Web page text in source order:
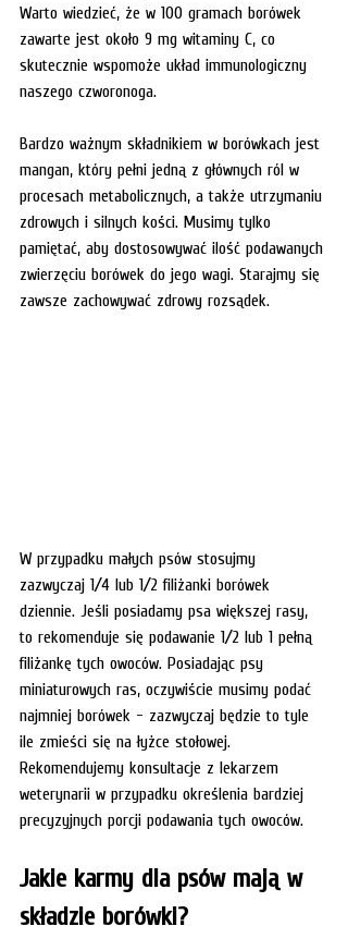
Warto wiedzieć, że w 100 gramach borówek
zawarte jest około 9 mg witaminy C, co
skutecznie wspomoże układ immunologiczny
naszego czworonoga.
Bardzo ważnym składnikiem w borówkach jest
mangan, który pełni jedną z głównych ról w
procesach metabolicznych, a także utrzymaniu
zdrowych i silnych kości. Musimy tylko
pamiętać, aby dostosowywać ilość podawanych
zwierzęciu borówek do jego wagi. Starajmy się
zawsze zachowywać zdrowy rozsądek.
W przypadku małych psów stosujmy
zazwyczaj 1/4 lub 1/2 filiżanki borówek
dziennie. Jeśli posiadamy psa większej rasy,
to rekomenduje się podawanie 1/2 lub 1 pełną
filiżankę tych owoców. Posiadając psy
miniaturowych ras, oczywiście musimy podać
najmniej borówek - zazwyczaj będzie to tyle
ile zmieści się na łyżce stołowej.
Rekomendujemy konsultacje z lekarzem
weterynarii w przypadku określenia bardziej
precyzyjnych porcji podawania tych owoców.
Jakie karmy dla psów mają w
składzie borówki?